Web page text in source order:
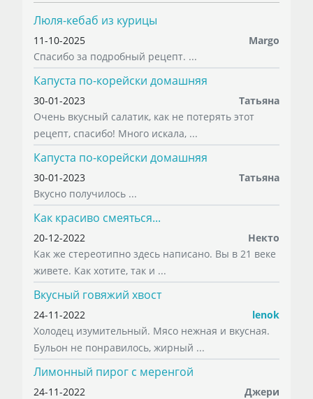
Люля-кебаб из курицы
11-10-2025
Margo
Спасибо за подробный рецепт. ...
Капуста по-корейски домашняя
30-01-2023
Татьяна
Очень вкусный салатик, как не потерять этот
рецепт, спасибо! Много искала, ...
Капуста по-корейски домашняя
30-01-2023
Татьяна
Вкусно получилось ...
Как красиво смеяться...
20-12-2022
Некто
Как же стереотипно здесь написано. Вы в 21 веке
живете. Как хотите, так и ...
Вкусный говяжий хвост
24-11-2022
lenok
Холодец изумительный. Мясо нежная и вкусная.
Бульон не понравилось, жирный ...
Лимонный пирог с меренгой
24-11-2022
Джери